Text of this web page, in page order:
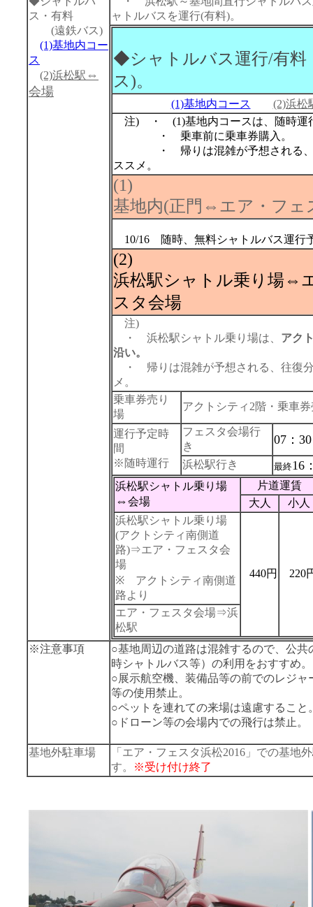
ス・有料
(遠鉄バス)
(1)基地内コー
ス
(2)浜松駅 ⇔
会場
ャトルバスを運行(有料)。
◆シャトルバス運行/有
ス)。
(1)基地内コース
(2)浜松
注) ・ (1)基地内コースは、随時運
・ 乗車前に乗車券購入。
・ 帰りは混雑が予想される、
ススメ。
(1)
基地内(正門⇔エア・フェ
10/16 随時、無料シャトルバス運行
(2)
浜松駅シャトル乗り場⇔
スタ会場
注)
・ 浜松駅シャトル乗り場は、 アク
沿い。
・ 帰りは混雑が予想される、往復
メ。
乗車券売り
場
アクトシティ2階・乗車
運行予定時
間
※随時運行
フェスタ会場行
き
07：
浜松駅行き 最終16
浜松駅シャトル乗り場
⇔会場
片道運賃
大人
小人
浜松駅シャトル乗り場
(アクトシティ南側道
路)⇒エア・フェスタ会
場
※ アクトシティ南側道
路より
440円 220
エア・フェスタ会場⇒浜
松駅
※注意事項
○基地周辺の道路は混雑するので、公共
時シャトルバス等）の利用をおすすめ。
○展示航空機、装備品等の前でのレジャ
等の使用禁止。
○ペットを連れての来場は遠慮すること
○ドローン等の会場内での飛行は禁止。
基地外駐車場
「エア・フェスタ浜松2016」での基地
す。
※受け付け終了